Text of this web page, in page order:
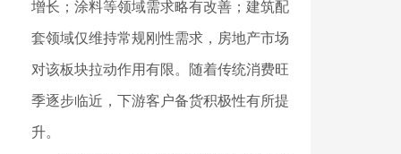
增长；涂料等领域需求略有改善；建筑配
套领域仅维持常规刚性需求，房地产市场
对该板块拉动作用有限。随着传统消费旺
季逐步临近，下游客户备货积极性有所提
升。